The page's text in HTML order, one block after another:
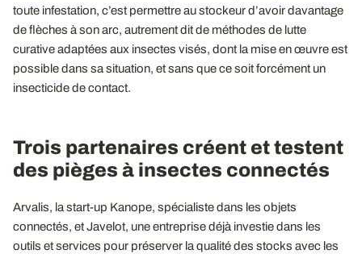
toute infestation, c’est permettre au stockeur d’avoir davantage
de flèches à son arc, autrement dit de méthodes de lutte
curative adaptées aux insectes visés, dont la mise en œuvre est
possible dans sa situation, et sans que ce soit forcément un
insecticide de contact.
Trois partenaires créent et testent
des pièges à insectes connectés
Arvalis, la start-up Kanope, spécialiste dans les objets
connectés, et Javelot, une entreprise déjà investie dans les
outils et services pour préserver la qualité des stocks avec les